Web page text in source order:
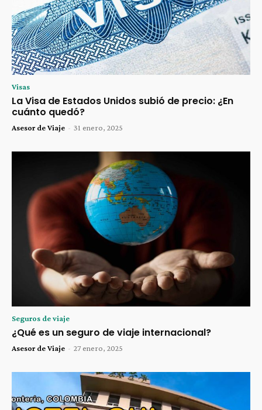
Visas
La Visa de Estados Unidos subió de precio: ¿En
cuánto quedó?
Asesor de Viaje - 31 enero, 2025
Seguros de viaje
¿Qué es un seguro de viaje internacional?
Asesor de Viaje - 27 enero, 2025